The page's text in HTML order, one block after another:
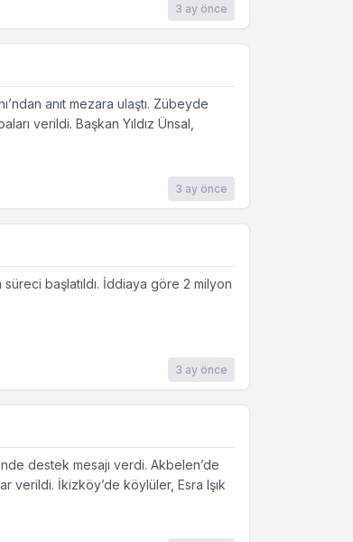
3 ay önce
anıt mezara ulaştı. Zübeyde
verildi. Başkan Yıldız Ünsal,
3 ay önce
başlatıldı. İddiaya göre 2 milyon
3 ay önce
destek mesajı verdi. Akbelen’de
verildi. İkizköy’de köylüler, Esra Işık